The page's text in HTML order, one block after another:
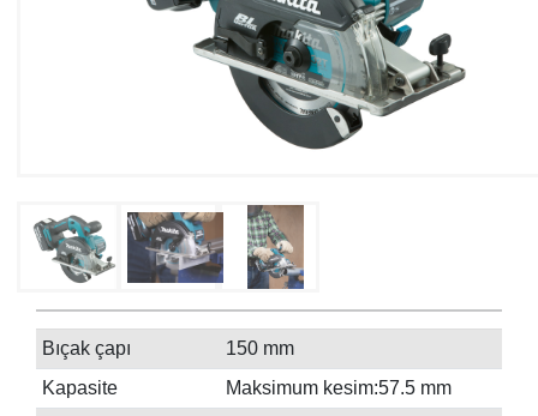
Bıçak çapı
150 mm
Kapasite
Maksimum kesim:57.5 mm